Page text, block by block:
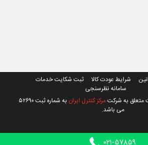
شرایط عودت کالا
ثبت شکایت خدمات
سامانه نظرسنجی
متعلق به شرکتمرکز کنترل ایران
به شماره ثبت ۵۲۶۹۰
می باشد.